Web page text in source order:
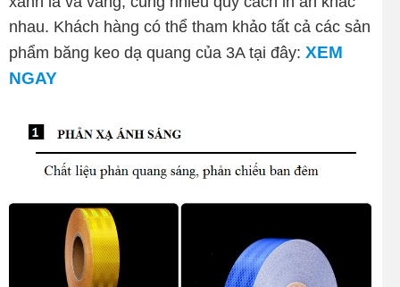
nhau. Khách hàng có thể tham khảo tất cả các sản
phẩm băng keo dạ quang của 3A tại đây: XEM
NGAY